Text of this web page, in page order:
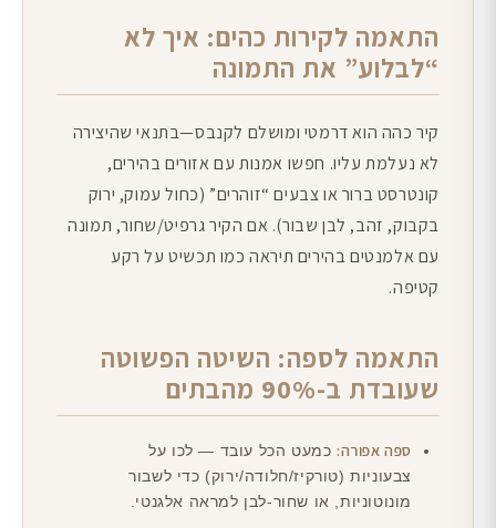
התאמה לקירות כהים: איך לא
“לבלוע” את התמונה
קיר כהה הוא דרמטי ומושלם לקנבס—בתנאי שהיצירה
לא נעלמת עליו. חפשו אמנות עם אזורים בהירים,
קונטרסט ברור או צבעים “זוהרים” (כחול עמוק, ירוק
בקבוק, זהב, לבן שבור). אם הקיר גרפיט/שחור, תמונה
עם אלמנטים בהירים תיראה כמו תכשיט על רקע
קטיפה.
התאמה לספה: השיטה הפשוטה
שעובדת ב-90% מהבתים
ספה אפורה: כמעט הכל עובד — לכו על
צבעוניות (טורקיז/חלודה/ירוק) כדי לשבור
מונוטוניות, או שחור-לבן למראה אלגנטי.